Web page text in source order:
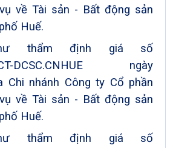
về Tài sản - Bất động sản
Huế.
thẩm định giá số
CT-DCSC.CNHUE ngày
Chi nhánh Công ty Cổ phần
về Tài sản - Bất động sản
Huế.
thẩm định giá số